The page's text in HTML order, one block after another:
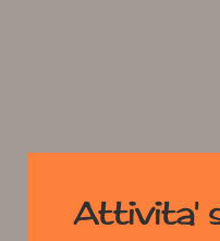
Attivita'